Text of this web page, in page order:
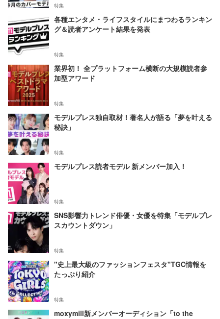
特集
各種エンタメ・ライフスタイルにまつわるランキン
グ＆読者アンケート結果を発表
特集
業界初！ 全プラットフォーム横断の大規模読者参
加型アワード
特集
モデルプレス独自取材！著名人が語る「夢を叶える
秘訣」
特集
モデルプレス読者モデル 新メンバー加入！
特集
SNS影響力トレンド俳優・女優を特集「モデルプレ
スカウントダウン」
特集
"史上最大級のファッションフェスタ"TGC情報を
たっぷり紹介
特集
moxymill新メンバーオーディション「to the